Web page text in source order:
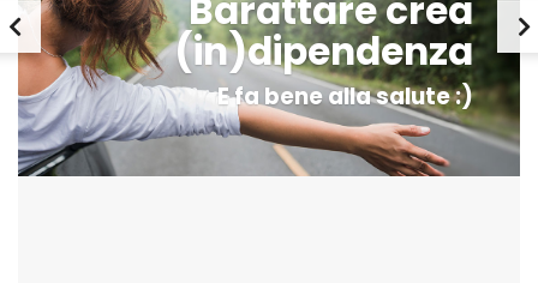
Barattare crea
(in)dipendenza
E fa bene alla salute :)